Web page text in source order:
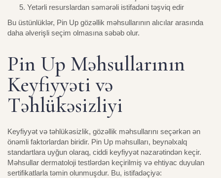
Yetərli resurslardan səmərəli istifadəni təşviq edir
Bu üstünlüklər, Pin Up gözəllik məhsullarının alıcılar arasında
daha əlverişli seçim olmasına səbəb olur.
Pin Up Məhsullarının
Keyfiyyəti və
Təhlükəsizliyi
Keyfiyyət və təhlükəsizlik, gözəllik məhsullarını seçərkən ən
önəmli faktorlardan biridir. Pin Up məhsulları, beynəlxalq
standartlara uyğun olaraq, ciddi keyfiyyət nəzarətindən keçir.
Məhsullar dermatoloji testlərdən keçirilmiş və ehtiyac duyulan
sertifikatlarla təmin olunmuşdur. Bu, istifadəçiyə: